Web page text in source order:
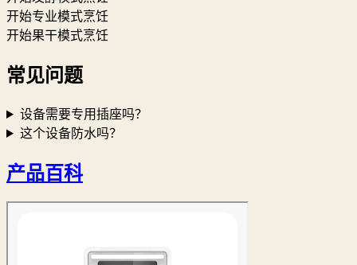
开始专业模式烹饪
开始果干模式烹饪
常见问题
设备需要专用插座吗？
这个设备防水吗？
产品百科